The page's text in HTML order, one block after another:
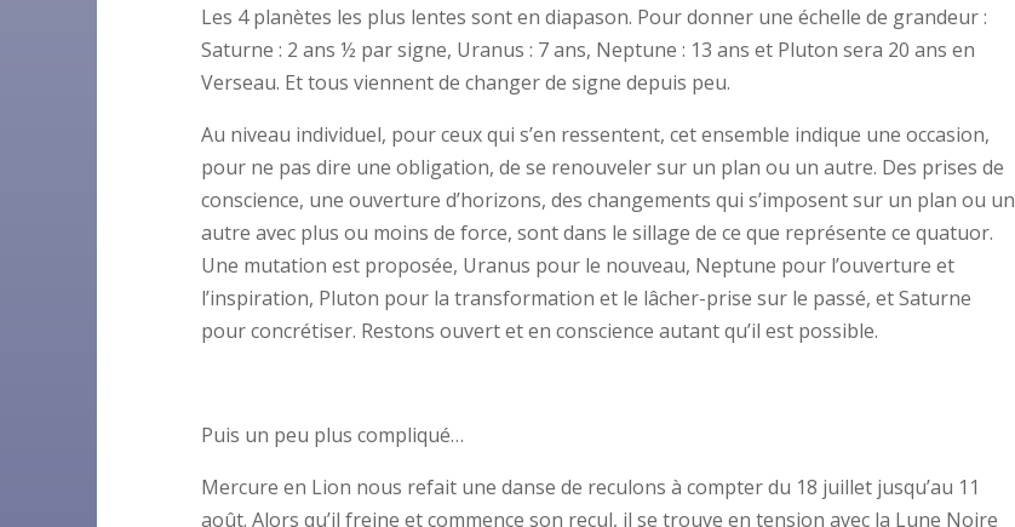
Les 4 planètes les plus lentes sont en diapason. Pour donner une échelle de grandeur :
Saturne : 2 ans ½ par signe, Uranus : 7 ans, Neptune : 13 ans et Pluton sera 20 ans en
Verseau. Et tous viennent de changer de signe depuis peu.
Au niveau individuel, pour ceux qui s’en ressentent, cet ensemble indique une occasion,
pour ne pas dire une obligation, de se renouveler sur un plan ou un autre. Des prises de
conscience, une ouverture d’horizons, des changements qui s’imposent sur un plan ou un
autre avec plus ou moins de force, sont dans le sillage de ce que représente ce quatuor.
Une mutation est proposée, Uranus pour le nouveau, Neptune pour l’ouverture et
l’inspiration, Pluton pour la transformation et le lâcher-prise sur le passé, et Saturne
pour concrétiser. Restons ouvert et en conscience autant qu’il est possible.
Puis un peu plus compliqué…
Mercure en Lion nous refait une danse de reculons à compter du 18 juillet jusqu’au 11
août. Alors qu’il freine et commence son recul, il se trouve en tension avec la Lune Noire